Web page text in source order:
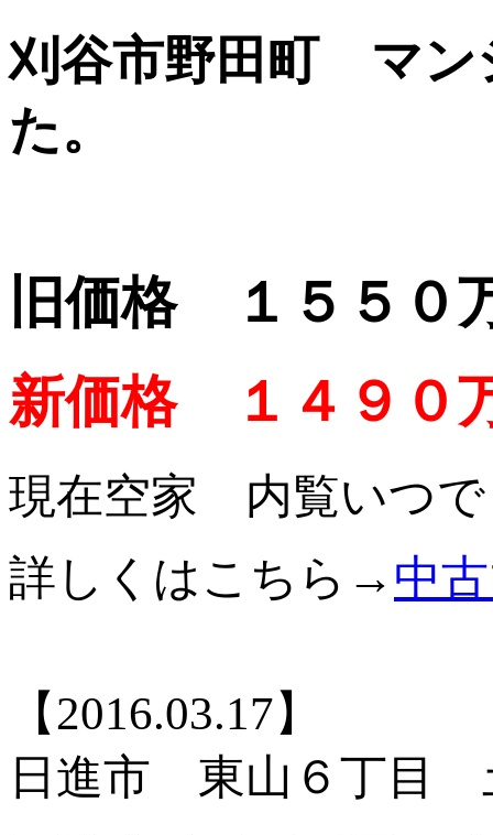
刈谷市野田町 マ
た。
旧価格 １５５０
新価格 １４９０
現在空家 内覧いつで
詳しくはこちら→ 中
【2016.03.17】
日進市 東山６丁目